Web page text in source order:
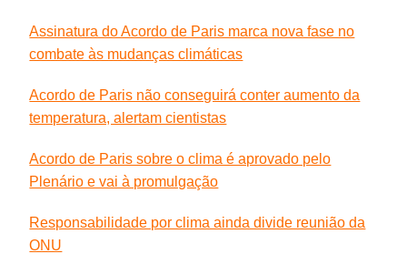
Assinatura do Acordo de Paris marca nova fase no
combate às mudanças climáticas
Acordo de Paris não conseguirá conter aumento da
temperatura, alertam cientistas
Acordo de Paris sobre o clima é aprovado pelo
Plenário e vai à promulgação
Responsabilidade por clima ainda divide reunião da
ONU